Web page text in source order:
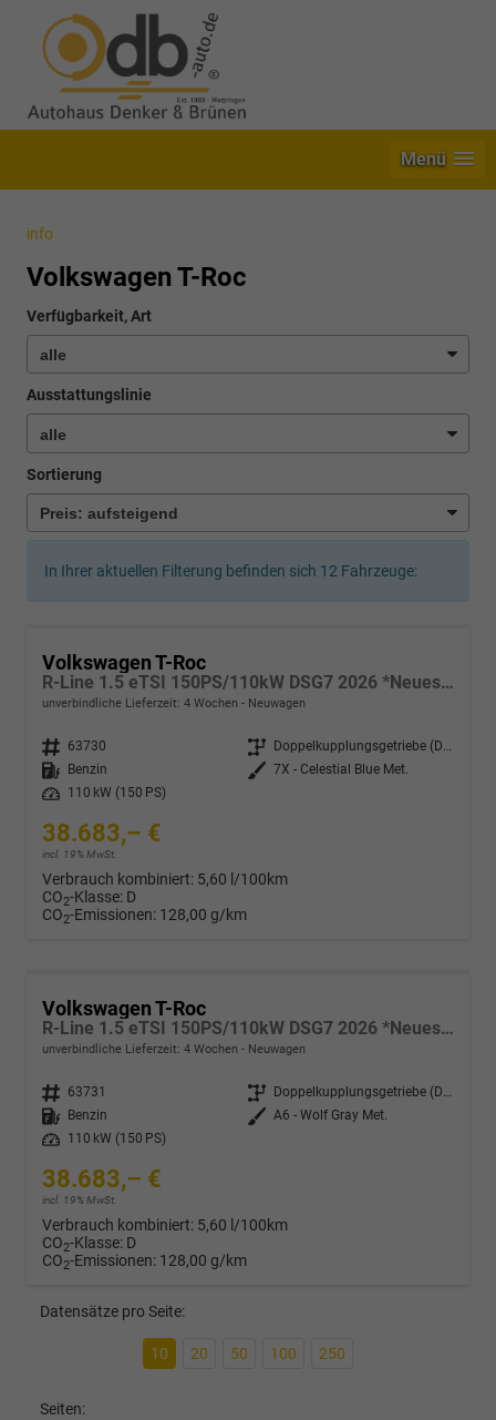
Menü
info
Volkswagen T-Roc
Verfügbarkeit, Art
Ausstattungslinie
Sortierung
In Ihrer aktuellen Filterung befinden sich 12 Fahrzeuge:
Volkswagen T-Roc
R-Line 1.5 eTSI 150PS/110kW DSG7 2026 *Neues Modell* | +AHK +BlackStyle +19" ALU +IQ.Licht-Matrix +NAVI
unverbindliche Lieferzeit: 4 Wochen Neuwagen
Fahrzeugnr. 63730 Getriebe
Doppelkupplungsgetriebe (DSG)
Kraftstoff
Benzin Außenfarbe 7X - Celestial Blue Met.
Leistung
110 kW (150 PS)
38.683,– €
incl. 19% MwSt.
Verbrauch kombiniert: 5,60 l/100km
CO2-Klasse: D
CO2-Emissionen: 128,00 g/km
Volkswagen T-Roc
R-Line 1.5 eTSI 150PS/110kW DSG7 2026 *Neues Modell* | +AHK +BlackStyle +19" ALU +IQ.Licht-Matrix +NAVI
unverbindliche Lieferzeit: 4 Wochen Neuwagen
Fahrzeugnr. 63731 Getriebe
Doppelkupplungsgetriebe (DSG)
Kraftstoff
Benzin Außenfarbe A6 - Wolf Gray Met.
Leistung
110 kW (150 PS)
38.683,– €
incl. 19% MwSt.
Verbrauch kombiniert: 5,60 l/100km
CO2-Klasse: D
CO2-Emissionen: 128,00 g/km
Datensätze pro Seite:
10 20 50 100 250
Seiten: